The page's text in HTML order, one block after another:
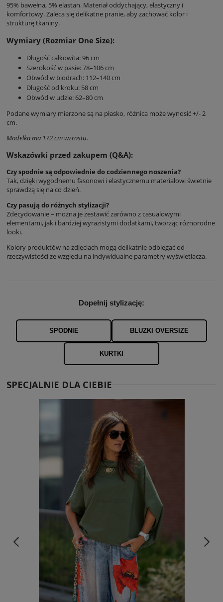
95% bawełna, 5% elastan. Materiał oddychający, elastyczny i
komfortowy. Zaleca się delikatne pranie, aby zachować kolor i
strukturę tkaniny.
Wymiary (Rozmiar One Size):
Długość całkowita: 96 cm
Szerokość w pasie: 78–106 cm
Obwód w biodrach: 112–140 cm
Długość od kroku: 58 cm
Obwód w udzie: 62–80 cm
Podane wymiary mierzone są na płasko, różnica może wynosić +/- 2
cm.
Modelka ma 172 cm wzrostu.
Wskazówki przed zakupem (Q&A):
Czy spodnie są odpowiednie do codziennego noszenia?
Tak, dzięki wygodnemu fasonowi i elastycznemu materiałowi świetnie
sprawdzą się na co dzień.
Czy pasują do różnych stylizacji?
Zdecydowanie – można je zestawić zarówno z casualowymi
elementami, jak i bardziej wyrazistymi dodatkami, tworząc różnorodne
looki.
Kolory produktów na zdjęciach mogą delikatnie odbiegać od
rzeczywistości ze względu na indywidualne parametry wyświetlacza.
Dopełnij stylizację:
SPODNIE BLUZKI OVERSIZE
KURTKI